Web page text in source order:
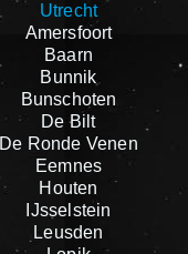
Utrecht
Amersfoort
Baarn
Bunnik
Bunschoten
De Bilt
De Ronde Venen
Eemnes
Houten
IJsselstein
Leusden